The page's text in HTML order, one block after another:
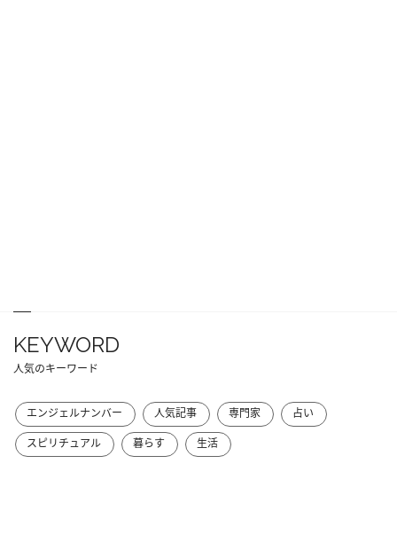
KEYWORD
人気のキーワード
エンジェルナンバー 人気記事 専門家
占い
スピリチュアル
暮らす 生活